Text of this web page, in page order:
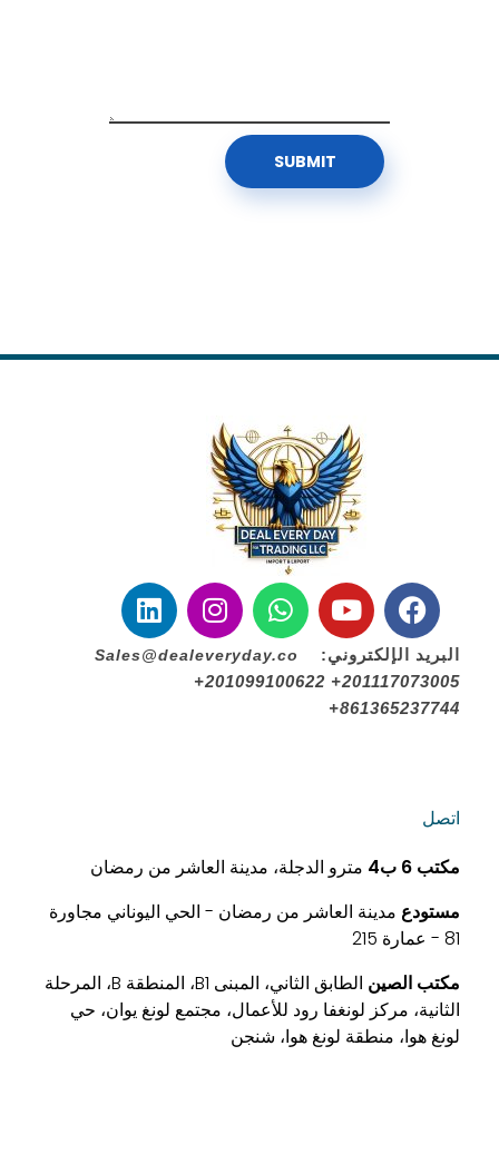
ا
إ
م
ا
د
ا
ل
البريد الإلكتروني: Sales@dealeveryday.co
+201099100622 +201117073005
+861365237744
اتصل
مكتب 6 ب4
مترو الدجلة، مدينة العاشر من رمضان
مستودع مدينة العاشر من رمضان - الحي اليوناني مجاورة
81 - عمارة 215
مكتب الصين
الطابق الثاني، المبنى B1، المنطقة B، المرحلة
الثانية، مركز لونغفا رود للأعمال، مجتمع لونغ يوان، حي
لونغ هوا، منطقة لونغ هوا، شنجن